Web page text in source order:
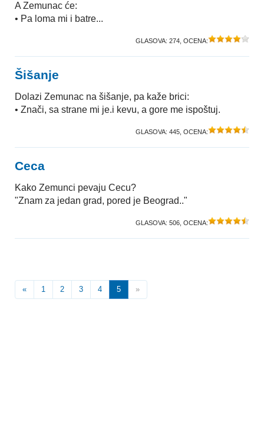
A Zemunac će:
• Pa loma mi i batre...
GLASOVA: 274 , OCENA:
Šišanje
Dolazi Zemunac na šišanje, pa kaže brici:
• Znači, sa strane mi je.i kevu, a gore me ispoštuj.
GLASOVA: 445 , OCENA:
Ceca
Kako Zemunci pevaju Cecu?
"Znam za jedan grad, pored je Beograd.."
GLASOVA: 506 , OCENA:
« 1 2 3 4 5 »